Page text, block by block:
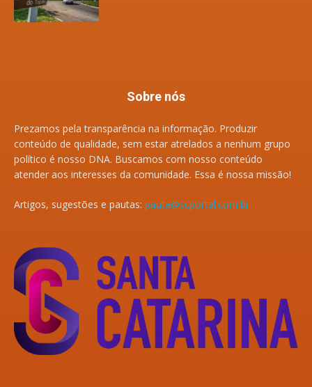
Sobre nós
Prezamos pela transparência na informação. Produzir
conteúdo de qualidade, sem estar atrelados a nenhum grupo
político é nosso DNA. Buscamos com nosso conteúdo
atender aos interesses da comunidade. Essa é nossa missão!
Artigos, sugestões e pautas: pauta@scportal.com.br